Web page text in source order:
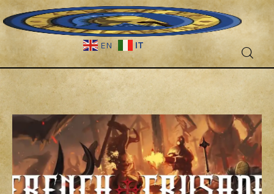
EN IT
Fantascienza
Fantasy
Games
Recensioni